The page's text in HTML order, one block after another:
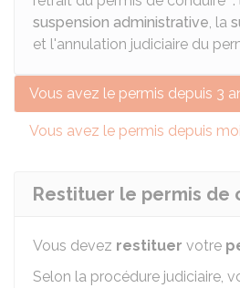
suspension administrative, la
et l'annulation judiciaire du
Vous avez le permis depuis 3
Vous avez le permis depuis
Restituer le permis de
Vous devez restituer votre
Selon la procédure judiciaire,